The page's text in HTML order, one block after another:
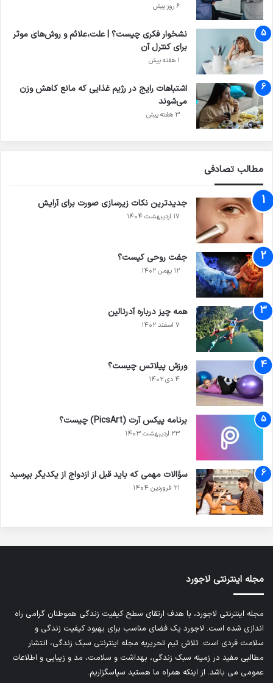
6 روز پیش
نشخوار فکری چیست؟ | علت،علائم و روش‌های موثر
برای کنترل آن
1 هفته پیش
اشتباهات رایج در رژیم غذایی که مانع کاهش وزن
می‌شوند
3 هفته پیش
مطالب تصادفی
جدیدترین نکات زیرسازی صورت برای آرایش
۱۷ اردیبهشت ۱۴۰۴
جفت روحی کیست؟
۱۲ بهمن ۱۴۰۲
همه چیز درباره آدرنالین
۷ اسفند ۱۴۰۲
ورزش پیلاتس چیست؟
۴ دی ۱۴۰۲
برنامه پیکس آرت (PicsArt) چیست؟
۲۳ اردیبهشت ۱۴۰۳
سؤالات مهمی که باید قبل از ازدواج از یکدیگر بپرسید
۲۱ فروردین ۱۴۰۴
مجله اینترنتی لاجورد
مجله اینترنتی لاجورد، با هدف ارتقای سطح کیفیت زندگی هموطنان گرامی راه
اندازی شده است. لاجورد یک فضای مناسب برای بهبود کیفیت زندگی و
سلامت فردی است. تلاش تیم تحریریه مجله اینترنتی سبک زندگی، انتشار
مطالبی مفید در زمینه سبک زندگی، بهداشت و سلامت، مد و زیبایی و اطلاعات
عمومی می باشد. از اینکه همراه ما هستید سپاسگزاریم.